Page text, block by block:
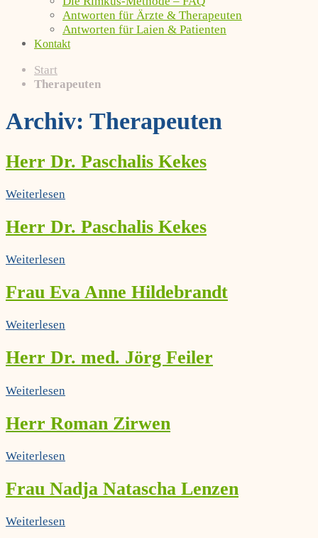
Antworten für Ärzte & Therapeuten
Antworten für Laien & Patienten
Kontakt
Start
Therapeuten
Archiv: Therapeuten
Herr Dr. Paschalis Kekes
Weiterlesen
Herr Dr. Paschalis Kekes
Weiterlesen
Frau Eva Anne Hildebrandt
Weiterlesen
Herr Dr. med. Jörg Feiler
Weiterlesen
Herr Roman Zirwen
Weiterlesen
Frau Nadja Natascha Lenzen
Weiterlesen